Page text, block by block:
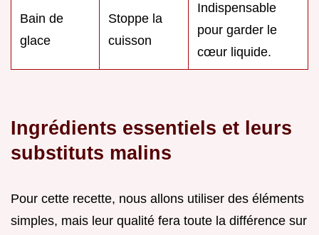
Bain de
glace
Stoppe la
cuisson
Indispensable
pour garder le
cœur liquide.
Ingrédients essentiels et leurs
substituts malins
Pour cette recette, nous allons utiliser des éléments
simples, mais leur qualité fera toute la différence sur